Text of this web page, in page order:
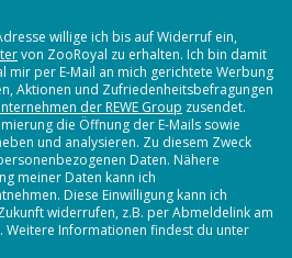
willige ich bis auf Widerruf ein,
von ZooRoyal zu erhalten. Ich bin damit
mir per E-Mail an mich gerichtete Werbung
Aktionen und Zufriedenheitsbefragungen
der REWE Group zusendet.
die Öffnung der E-Mails sowie
und analysieren. Zu diesem Zweck
Daten. Nähere
meiner Daten kann ich
Diese Einwilligung kann ich
widerrufen, z.B. per Abmeldelink am
Weitere Informationen findest du unter